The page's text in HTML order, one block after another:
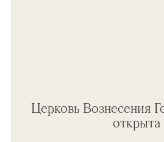
Церковь Вознесения
открыта